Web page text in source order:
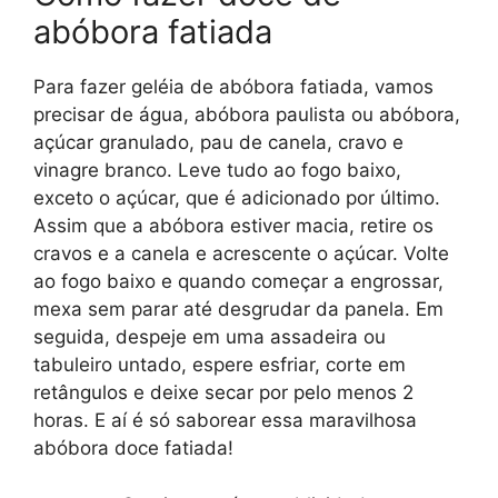
abóbora fatiada
Para fazer geléia de abóbora fatiada, vamos
precisar de água, abóbora paulista ou abóbora,
açúcar granulado, pau de canela, cravo e
vinagre branco. Leve tudo ao fogo baixo,
exceto o açúcar, que é adicionado por último.
Assim que a abóbora estiver macia, retire os
cravos e a canela e acrescente o açúcar. Volte
ao fogo baixo e quando começar a engrossar,
mexa sem parar até desgrudar da panela. Em
seguida, despeje em uma assadeira ou
tabuleiro untado, espere esfriar, corte em
retângulos e deixe secar por pelo menos 2
horas. E aí é só saborear essa maravilhosa
abóbora doce fatiada!